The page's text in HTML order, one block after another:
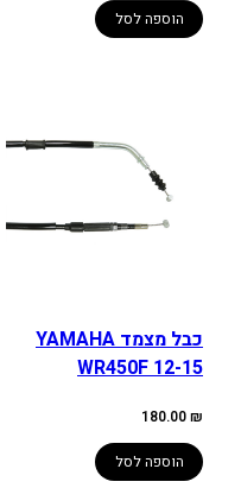
הוספה לסל
כבל מצמד YAMAHA
WR450F 12-15
180.00₪
הוספה לסל